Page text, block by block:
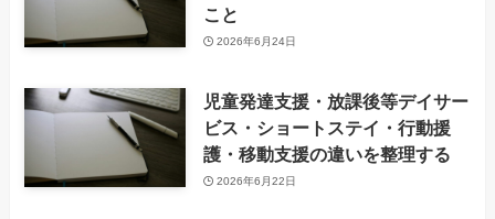
こと
2026年6月24日
児童発達支援・放課後等デイサー
ビス・ショートステイ・行動援
護・移動支援の違いを整理する
2026年6月22日